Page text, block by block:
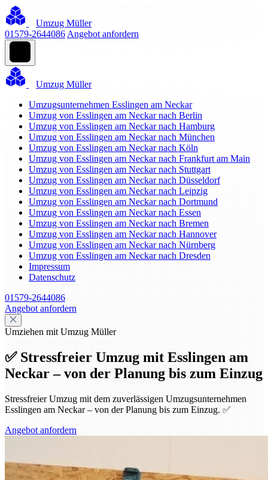
Umzug Müller
01579-2644086 Angebot anfordern
Umzug Müller
Umzugsunternehmen Esslingen am Neckar
Umzug von Esslingen am Neckar nach Berlin
Umzug von Esslingen am Neckar nach Hamburg
Umzug von Esslingen am Neckar nach München
Umzug von Esslingen am Neckar nach Köln
Umzug von Esslingen am Neckar nach Frankfurt am Main
Umzug von Esslingen am Neckar nach Stuttgart
Umzug von Esslingen am Neckar nach Düsseldorf
Umzug von Esslingen am Neckar nach Leipzig
Umzug von Esslingen am Neckar nach Dortmund
Umzug von Esslingen am Neckar nach Essen
Umzug von Esslingen am Neckar nach Bremen
Umzug von Esslingen am Neckar nach Hannover
Umzug von Esslingen am Neckar nach Nürnberg
Umzug von Esslingen am Neckar nach Dresden
Impressum
Datenschutz
01579-2644086
Angebot anfordern
Umziehen mit Umzug Müller
✅ Stressfreier Umzug mit Esslingen am
Neckar – von der Planung bis zum Einzug
Stressfreier Umzug mit dem zuverlässigen Umzugsunternehmen
Esslingen am Neckar – von der Planung bis zum Einzug. ✅
Angebot anfordern